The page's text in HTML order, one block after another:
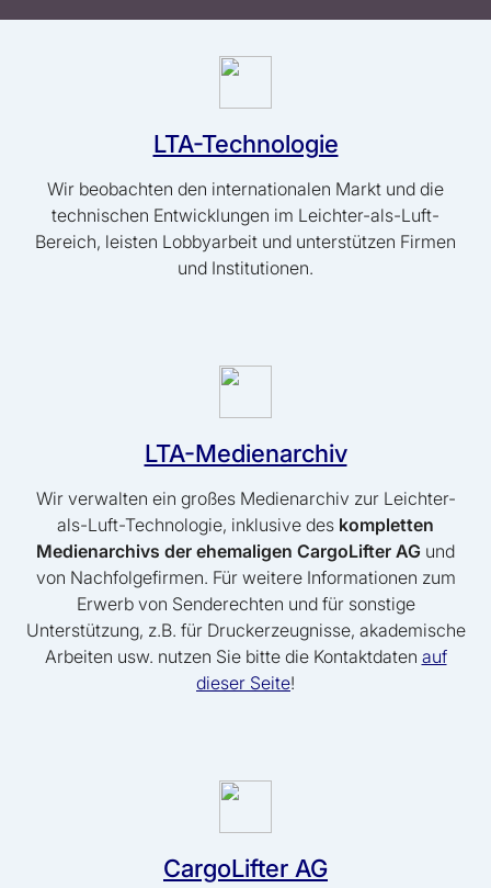
LTA-Technologie
Wir beobachten den internationalen Markt und die
technischen Entwicklungen im Leichter-als-Luft-
Bereich, leisten Lobbyarbeit und unterstützen Firmen
und Institutionen.
LTA-Medienarchiv
Wir verwalten ein großes Medienarchiv zur Leichter-
als-Luft-Technologie, inklusive des kompletten
Medienarchivs der ehemaligen CargoLifter AG und
von Nachfolgefirmen. Für weitere Informationen zum
Erwerb von Senderechten und für sonstige
Unterstützung, z.B. für Druckerzeugnisse, akademische
Arbeiten usw. nutzen Sie bitte die Kontaktdaten auf
dieser Seite!
CargoLifter AG